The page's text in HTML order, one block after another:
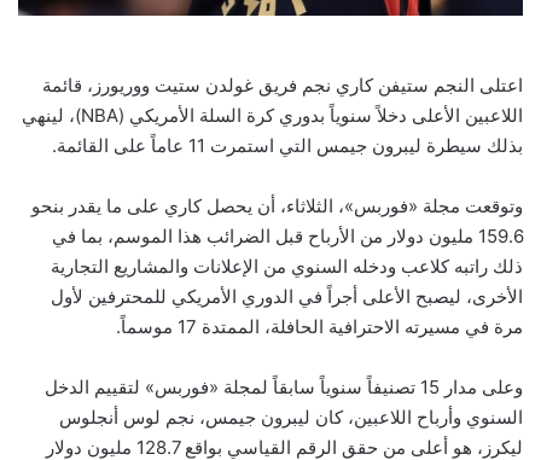
اعتلى النجم ستيفن كاري نجم فريق غولدن ستيت ووريورز، قائمة
اللاعبين الأعلى دخلاً سنوياً بدوري كرة السلة الأمريكي (NBA)، لينهي
بذلك سيطرة ليبرون جيمس التي استمرت 11 عاماً على القائمة.
وتوقعت مجلة «فوربس»، الثلاثاء، أن يحصل كاري على ما يقدر بنحو
159.6 مليون دولار من الأرباح قبل الضرائب هذا الموسم، بما في
ذلك راتبه كلاعب ودخله السنوي من الإعلانات والمشاريع التجارية
الأخرى، ليصبح الأعلى أجراً في الدوري الأمريكي للمحترفين لأول
مرة في مسيرته الاحترافية الحافلة، الممتدة 17 موسماً.
وعلى مدار 15 تصنيفاً سنوياً سابقاً لمجلة «فوربس» لتقييم الدخل
السنوي وأرباح اللاعبين، كان ليبرون جيمس، نجم لوس أنجلوس
ليكرز، هو أعلى من حقق الرقم القياسي بواقع 128.7 مليون دولار